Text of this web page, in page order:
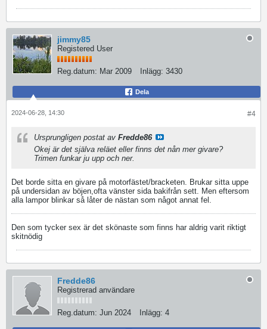
jimmy85
Registered User
Reg.datum: Mar 2009 Inlägg: 3430
Dela
#4
2024-06-28, 14:30
Ursprungligen postat av Fredde86
Okej är det själva reläet eller finns det nån mer givare?
Trimen funkar ju upp och ner.
Det borde sitta en givare på motorfästet/bracketen. Brukar sitta uppe
på undersidan av böjen,ofta vänster sida bakifrån sett. Men eftersom
alla lampor blinkar så låter de nästan som något annat fel.
Den som tycker sex är det skönaste som finns har aldrig varit riktigt
skitnödig
Fredde86
Registrerad användare
Reg.datum: Jun 2024 Inlägg: 4